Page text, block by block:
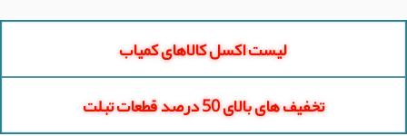
لیست اکسل کالاهای کمیاب
تخفیف های بالای 50 درصد قطعات تبلت